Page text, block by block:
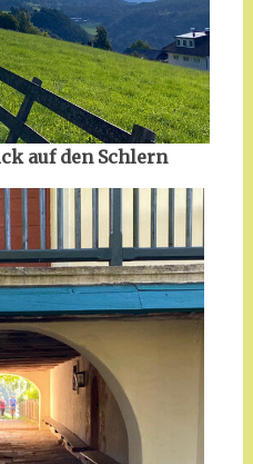
auf den Schlern